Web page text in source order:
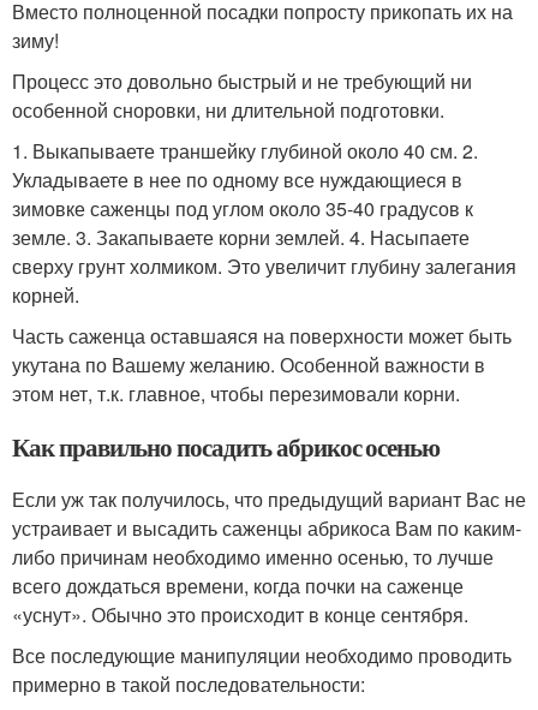
Вместо полноценной посадки попросту прикопать их на
зиму!
Процесс это довольно быстрый и не требующий ни
особенной сноровки, ни длительной подготовки.
1. Выкапываете траншейку глубиной около 40 см. 2.
Укладываете в нее по одному все нуждающиеся в
зимовке саженцы под углом около 35-40 градусов к
земле. 3. Закапываете корни землей. 4. Насыпаете
сверху грунт холмиком. Это увеличит глубину залегания
корней.
Часть саженца оставшаяся на поверхности может быть
укутана по Вашему желанию. Особенной важности в
этом нет, т.к. главное, чтобы перезимовали корни.
Как правильно посадить абрикос осенью
Если уж так получилось, что предыдущий вариант Вас не
устраивает и высадить саженцы абрикоса Вам по каким-
либо причинам необходимо именно осенью, то лучше
всего дождаться времени, когда почки на саженце
«уснут». Обычно это происходит в конце сентября.
Все последующие манипуляции необходимо проводить
примерно в такой последовательности: